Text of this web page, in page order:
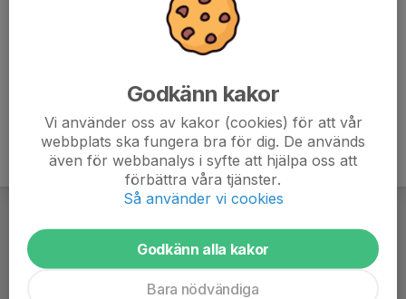
Godkänn kakor
Vi använder oss av kakor (cookies) för att vår
webbplats ska fungera bra för dig. De används
även för webbanalys i syfte att hjälpa oss att
förbättra våra tjänster.
Så använder vi cookies
Godkänn alla kakor
Bara nödvändiga